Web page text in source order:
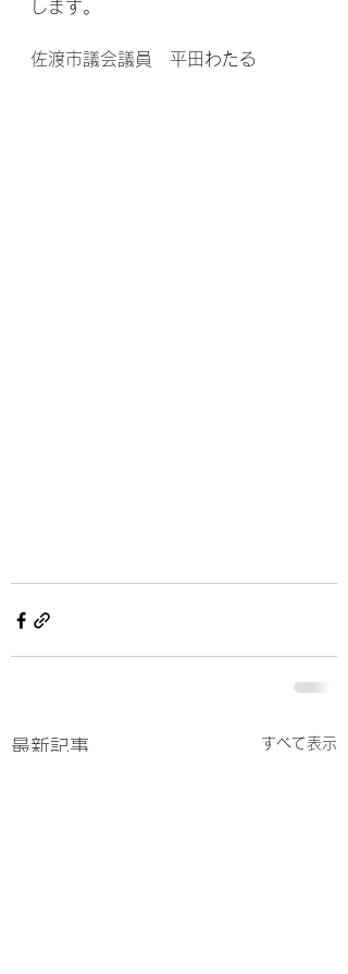
します。
佐渡市議会議員　平田わたる
最新記事 すべて表示